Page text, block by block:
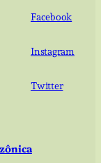
Facebook
Instagram
Twitter